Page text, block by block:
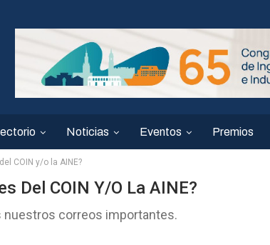
Noticias Eventos Premios
COIN y/o la AINE?
Del COIN Y/o La AINE?
nuestros correos importantes.